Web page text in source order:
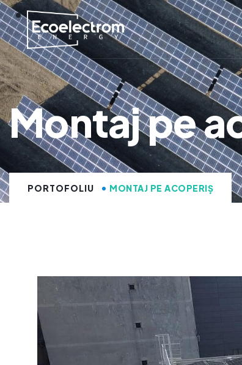
Montaj pe
PORTOFOLIU MONTAJ PE ACOPERIȘ